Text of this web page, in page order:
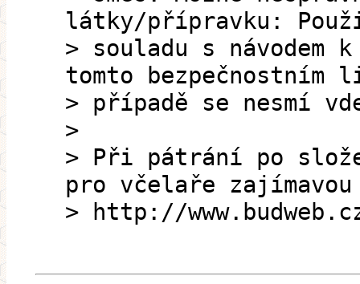
látky/přípravku:
> souladu s
tomto bezpečnostním
> případě se nesmí
>
> Při pátrání po
pro včelaře
> http://